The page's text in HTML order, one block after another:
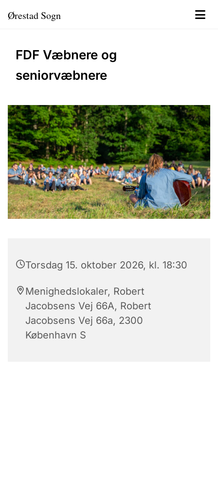
Ørestad Sogn
FDF Væbnere og
seniorvæbnere
Torsdag 15. oktober 2026, kl. 18:30
Menighedslokaler, Robert
Jacobsens Vej 66A, Robert
Jacobsens Vej 66a, 2300
København S